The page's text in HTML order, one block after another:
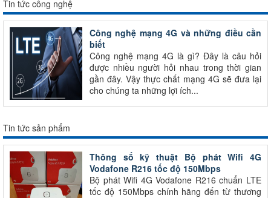
Tin tức công nghệ
Công nghệ mạng 4G và những điều cần
biết
Công nghệ mạng 4G là gì? Đây là câu hỏi
được nhiều người hỏi nhau trong thời gian
gần đây. Vậy thực chất mạng 4G sẽ đưa lại
cho chúng ta những lợi ích...
Tin tức sản phẩm
Thông số kỹ thuật Bộ phát Wifi 4G
Vodafone R216 tốc độ 150Mbps
Bộ phát Wifi 4G Vodafone R216 chuẩn LTE
tốc độ 150Mbps chính hãng đến từ thương